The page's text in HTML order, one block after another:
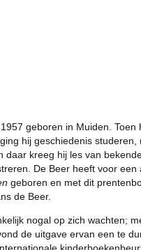
geboren in Muiden.
hij geschiedenis
daar kreeg hij les van
De Beer heeft voor
geboren en met dit
de Beer.
nogal op zich wachten;
de uitgave ervan een te